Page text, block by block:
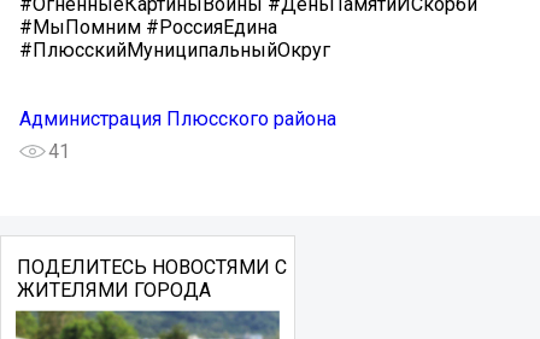
#ОгненныеКартиныВойны #ДеньПамятиИСкорби
#МыПомним #РоссияЕдина
#ПлюсскийМуниципальныйОкруг
Администрация Плюсского района
41
ПОДЕЛИТЕСЬ НОВОСТЯМИ С
ЖИТЕЛЯМИ ГОРОДА